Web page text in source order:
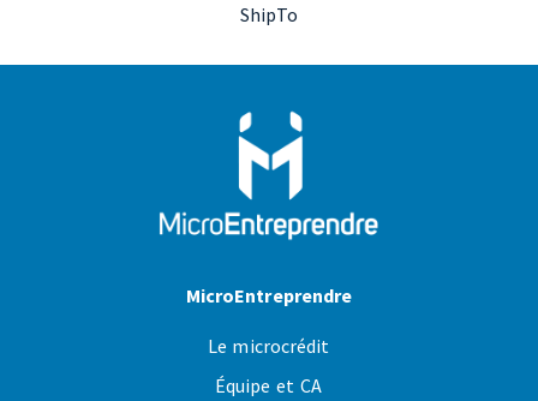
ShipTo
MicroEntreprendre
Le microcrédit
Équipe et CA